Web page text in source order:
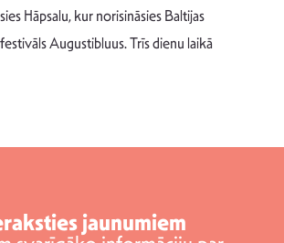
Hāpsalu, kur norisināsies Baltijas
Augustibluus. Trīs dienu laikā
jaunumiem